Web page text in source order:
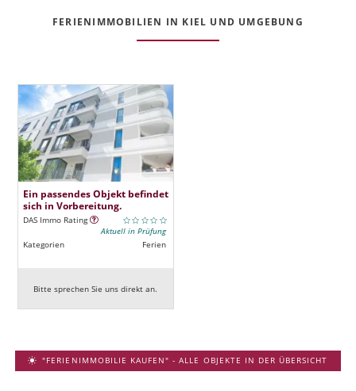
FERIENIMMOBILIEN IN KIEL UND UMGEBUNG
Ein passendes Objekt befindet
sich in Vorbereitung.
DAS Immo Rating
Aktuell in Prüfung
Kategorien
Ferien
Bitte sprechen Sie uns direkt an.
"FERIENIMMOBILIE KAUFEN" - ALLE OBJEKTE IN DER ÜBERSICHT